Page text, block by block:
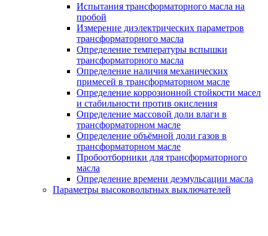
Испытания трансформаторного масла на
пробой
Измерение диэлектрических параметров
трансформаторного масла
Определение температуры вспышки
трансформаторного масла
Определение наличия механических
примесей в трансформаторном масле
Определение коррозионной стойкости масел
и стабильности против окисления
Определение массовой доли влаги в
трансформаторном масле
Определение объёмной доли газов в
трансформаторном масле
Пробоотборники для трансформаторного
масла
Определение времени деэмульсации масла
Параметры высоковольтных выключателей